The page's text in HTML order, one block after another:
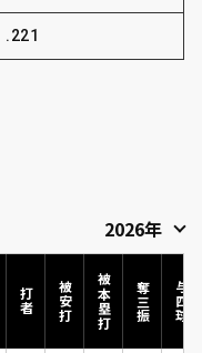
.221
打者 被安打 被本塁打 奪三振 与四球